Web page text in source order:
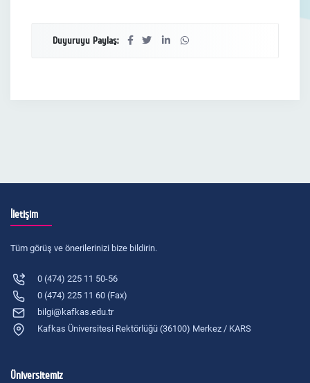
Duyuruyu Paylaş:
İletişim
Tüm görüş ve önerilerinizi bize bildirin.
0 (474) 225 11 50-56
0 (474) 225 11 60 (Fax)
bilgi@kafkas.edu.tr
Kafkas Üniversitesi Rektörlüğü (36100) Merkez / KARS
Üniversitemiz